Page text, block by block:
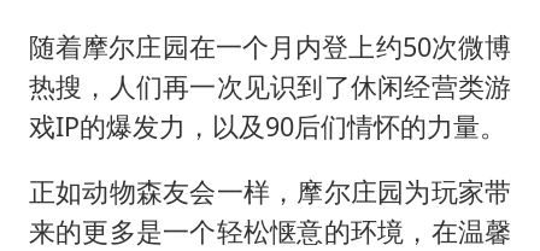
以军士兵把枪口对准中国记者
于东来直播和胖东来核心团队开会
2025年小学教师减少13.19万
泰国：高度重视中国游客旅游体验
王艺迪无缘横滨赛决赛
随着摩尔庄园在一个月内登上约50次微博
热搜，人们再一次见识到了休闲经营类游
戏IP的爆发力，以及90后们情怀的力量。
正如动物森友会一样，摩尔庄园为玩家带
来的更多是一个轻松惬意的环境，在温馨